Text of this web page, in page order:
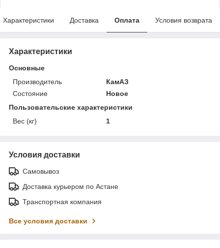
Характеристики Доставка Оплата Условия возврата
Характеристики
Основные
Производитель
КамАЗ
Состояние
Новое
Пользовательские характеристики
Вес (кг)
1
Условия доставки
Самовывоз
Доставка курьером по Астане
Транспортная компания
Все условия доставки